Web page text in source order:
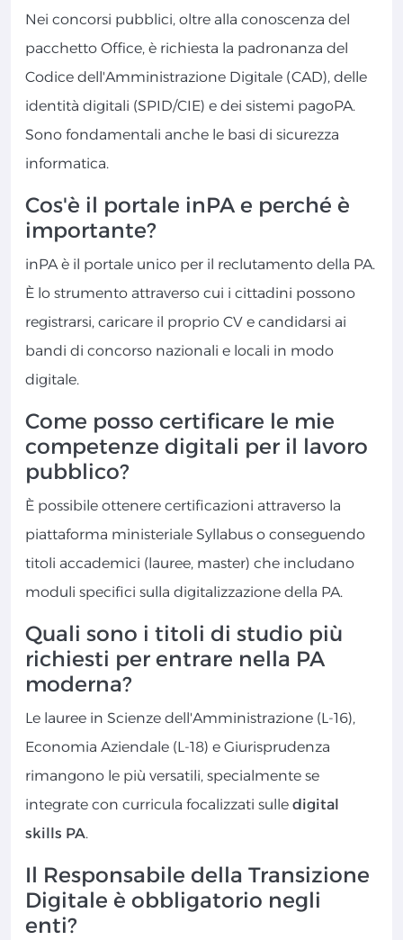
Nei concorsi pubblici, oltre alla conoscenza del
pacchetto Office, è richiesta la padronanza del
Codice dell'Amministrazione Digitale (CAD), delle
identità digitali (SPID/CIE) e dei sistemi pagoPA.
Sono fondamentali anche le basi di sicurezza
informatica.
Cos'è il portale inPA e perché è
importante?
inPA è il portale unico per il reclutamento della PA.
È lo strumento attraverso cui i cittadini possono
registrarsi, caricare il proprio CV e candidarsi ai
bandi di concorso nazionali e locali in modo
digitale.
Come posso certificare le mie
competenze digitali per il lavoro
pubblico?
È possibile ottenere certificazioni attraverso la
piattaforma ministeriale Syllabus o conseguendo
titoli accademici (lauree, master) che includano
moduli specifici sulla digitalizzazione della PA.
Quali sono i titoli di studio più
richiesti per entrare nella PA
moderna?
Le lauree in Scienze dell'Amministrazione (L-16),
Economia Aziendale (L-18) e Giurisprudenza
rimangono le più versatili, specialmente se
integrate con curricula focalizzati sulle digital
skills PA.
Il Responsabile della Transizione
Digitale è obbligatorio negli
enti?